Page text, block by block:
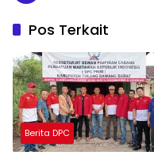
Pos Terkait
Berita DPC